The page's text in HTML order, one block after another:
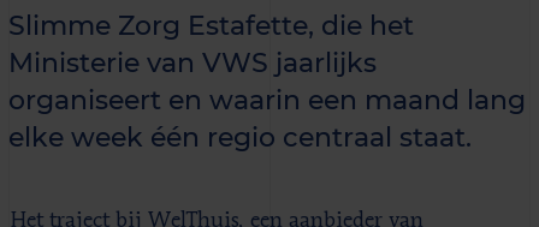
Slimme Zorg Estafette, die het
Ministerie van VWS jaarlijks
organiseert en waarin een maand lang
elke week één regio centraal staat.
Het traject bij WelThuis, een aanbieder van